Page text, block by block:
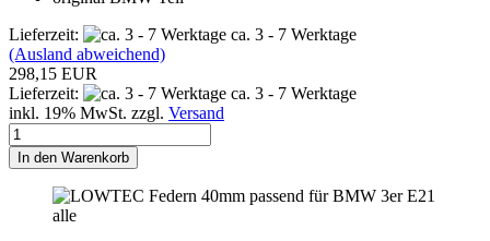
Lieferzeit:
ca. 3 - 7 Werktage
(Ausland abweichend)
298,15 EUR
Lieferzeit:
ca. 3 - 7 Werktage
inkl. 19% MwSt. zzgl. Versand
In den Warenkorb